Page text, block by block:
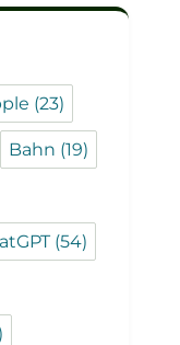
(23)
Bahn (19)
(54)